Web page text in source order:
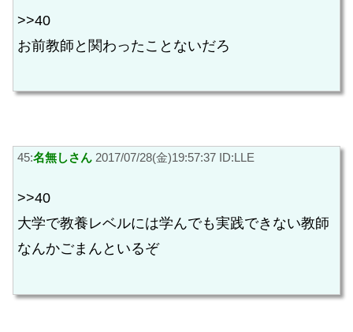
>>40
お前教師と関わったことないだろ
45:名無しさん 2017/07/28(金)19:57:37 ID:LLE
>>40
大学で教養レベルには学んでも実践できない教師
なんかごまんといるぞ